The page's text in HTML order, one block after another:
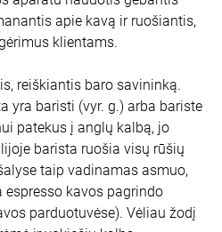
apie kavą ir ruošiantis,
klientams.
reiškiantis baro savininką.
yra baristi (vyr. g.) arba bariste
patekus į anglų kalbą, jo
barista ruošia visų rūšių
taip vadinamas asmuo,
kavos pagrindo
parduotuvėse). Vėliau žodį